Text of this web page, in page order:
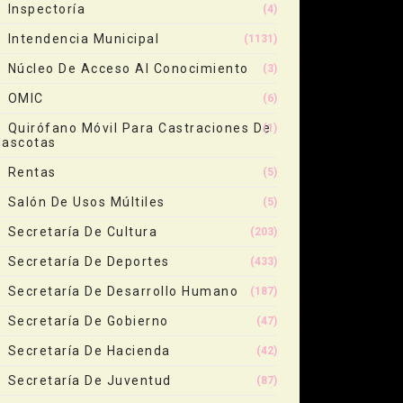
Inspectoría (4)
Intendencia Municipal (1131)
Núcleo De Acceso Al Conocimiento (3)
OMIC (6)
Quirófano Móvil Para Castraciones De(1)
Rentas (5)
Salón De Usos Múltiles (5)
Secretaría De Cultura (203)
Secretaría De Deportes (433)
Secretaría De Desarrollo Humano (187)
Secretaría De Gobierno (47)
Secretaría De Hacienda (42)
Secretaría De Juventud (87)